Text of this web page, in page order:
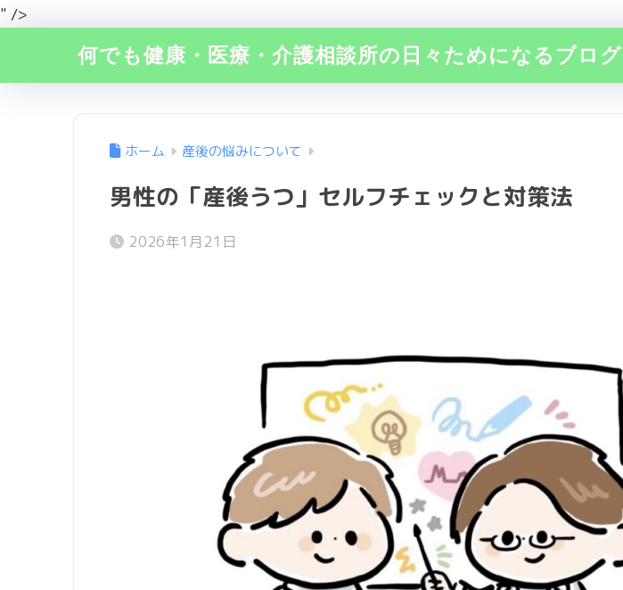
" />
何でも健康・医療・介護相談所の日々ためになるブログ
ホーム 産後の悩みについて
男性の「産後うつ」セルフチェックと対策法
2026年1月21日